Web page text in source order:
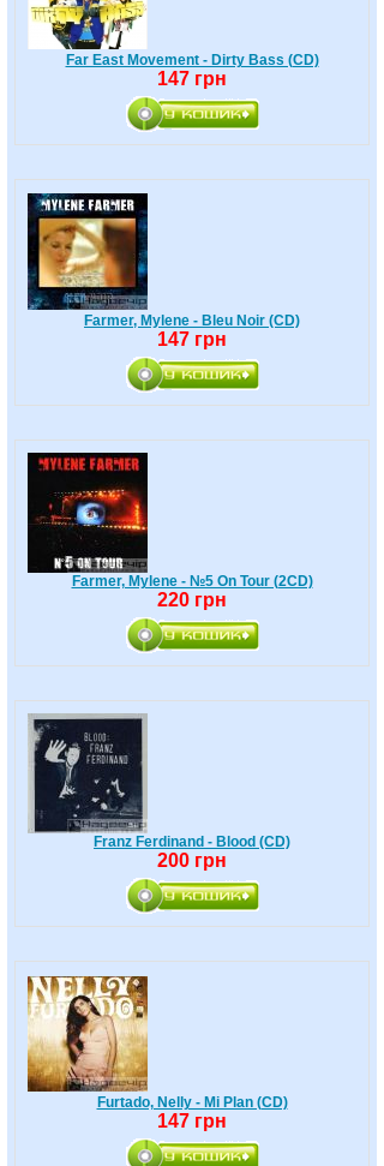
Far East Movement - Dirty Bass (CD)
147 грн
Farmer, Mylene - Bleu Noir (CD)
147 грн
Farmer, Mylene - №5 On Tour (2CD)
220 грн
Franz Ferdinand - Blood (CD)
200 грн
Furtado, Nelly - Mi Plan (CD)
147 грн